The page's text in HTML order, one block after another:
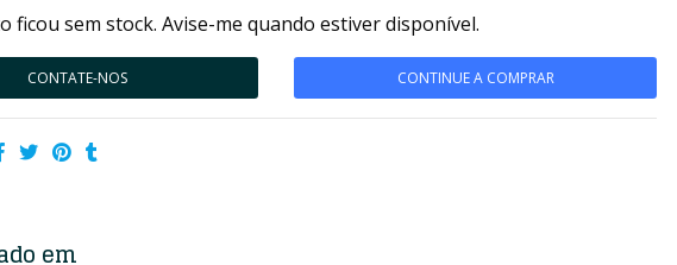
ficou sem stock. Avise-me quando estiver disponível.
CONTATE-NOS CONTINUE A COMPRAR
em